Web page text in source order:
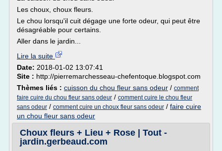
Les choux, choux fleurs.
Le chou lorsqu'il cuit dégage une forte odeur, qui peut être
désagréable pour certains.
Aller dans le jardin...
Lire la suite
Date: 2018-01-02 13:07:41
Site : http://pierremarchesseau-chefentoque.blogspot.com
Thèmes liés : cuisson du chou fleur sans odeur / comment
faire cuire du chou fleur sans odeur / comment cuire le chou fleur
sans odeur / comment cuire un choux fleur sans odeur / faire cuire
un chou fleur sans odeur
Choux fleurs + Lieu + Rose | Tout -
jardin.gerbeaud.com